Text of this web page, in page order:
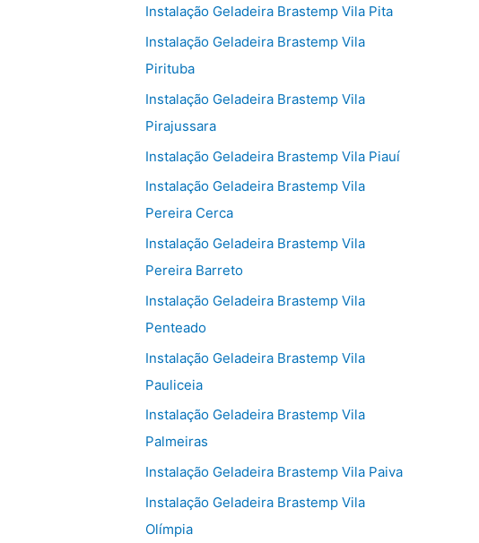
Instalação Geladeira Brastemp Vila Pita
Instalação Geladeira Brastemp Vila
Pirituba
Instalação Geladeira Brastemp Vila
Pirajussara
Instalação Geladeira Brastemp Vila Piauí
Instalação Geladeira Brastemp Vila
Pereira Cerca
Instalação Geladeira Brastemp Vila
Pereira Barreto
Instalação Geladeira Brastemp Vila
Penteado
Instalação Geladeira Brastemp Vila
Pauliceia
Instalação Geladeira Brastemp Vila
Palmeiras
Instalação Geladeira Brastemp Vila Paiva
Instalação Geladeira Brastemp Vila
Olímpia